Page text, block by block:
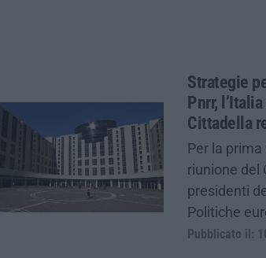
Strategie
Pnrr,
Cittadella
Per la
riunione del
presidenti
Politiche
Pubblicato il: